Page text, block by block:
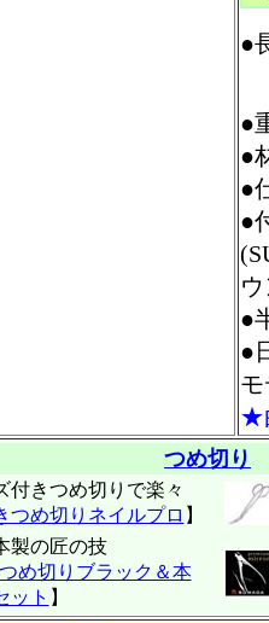
●
●
●
●
●
●
●
★
つめ切り
付きつめ切りで楽々
つめ切りネイルプロ 】
製の匠の技
め切りブラック＆本
ット 】